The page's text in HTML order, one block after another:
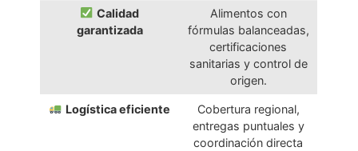
Calidad
garantizada
Alimentos con
fórmulas balanceadas,
certificaciones
sanitarias y control de
origen.
Logística eficiente
Cobertura regional,
entregas puntuales y
coordinación directa